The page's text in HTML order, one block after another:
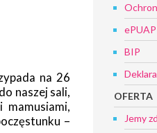
ePUAP
BIP
OFERTA
Jemy
na 26
naszej sali,
mamusiami,
–